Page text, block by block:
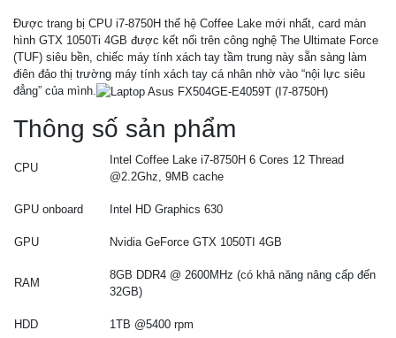
Được trang bị CPU i7-8750H thế hệ Coffee Lake mới nhất, card màn
hình GTX 1050Ti 4GB được kết nối trên công nghệ The Ultimate Force
(TUF) siêu bền, chiếc máy tính xách tay tầm trung này sẵn sàng làm
điên đảo thị trường máy tính xách tay cá nhân nhờ vào “nội lực siêu
đẳng” của mình.
Thông số sản phẩm
CPU
Intel Coffee Lake i7-8750H 6 Cores 12 Thread
@2.2Ghz, 9MB cache
GPU onboard Intel HD Graphics 630
GPU Nvidia GeForce GTX 1050TI 4GB
RAM
8GB DDR4 @ 2600MHz (có khả năng nâng cấp đến
32GB)
HDD 1TB @5400 rpm